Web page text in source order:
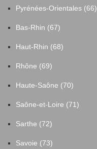
Pyrénées-Orientales (66)
Bas-Rhin (67)
Haut-Rhin (68)
Rhône (69)
Haute-Saône (70)
Saône-et-Loire (71)
Sarthe (72)
Savoie (73)